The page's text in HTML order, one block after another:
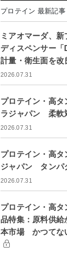
プロテイン 最新記事
ミアオマーダ、新
ディスペンサー「
計量・衛生面を改
2026.07.31
プロテイン・高
ラジャパン 柔軟
2026.07.31
プロテイン・高タ
ジャパン タンパ
2026.07.31
プロテイン・高タ
品特集：原料供給
本市場 かつてな